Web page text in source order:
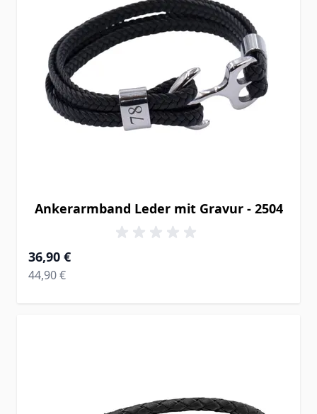
Ankerarmband Leder mit Gravur - 2504
Ab
36,90 €
Regular Price
44,90 €